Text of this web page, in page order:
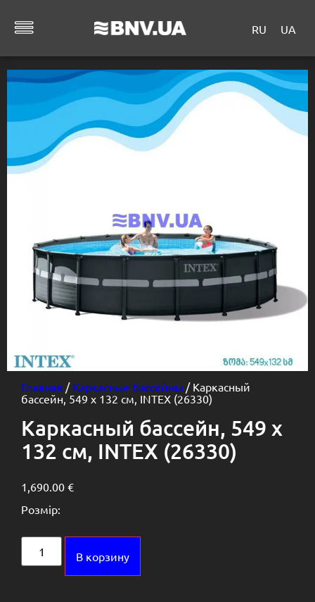
RU UA
Главная / Каркасные бассейны / Каркасный
бассейн, 549 х 132 см, INTEX (26330)
Каркасный бассейн, 549 х
132 см, INTEX (26330)
1,690.00 €
Розмір:
В корзину